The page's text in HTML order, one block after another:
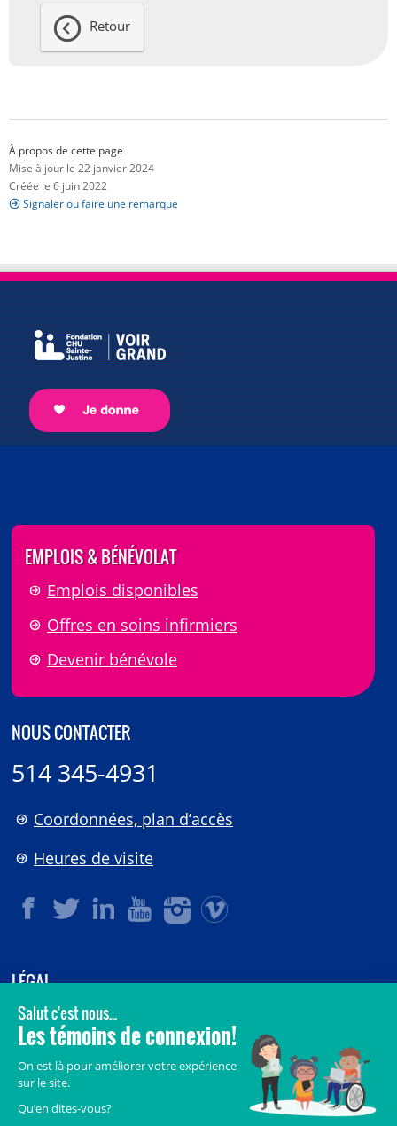
Retour
À propos de cette page
Mise à jour le 22 janvier 2024
Créée le 6 juin 2022
Signaler ou faire une remarque
EMPLOIS & BÉNÉVOLAT
Emplois disponibles
Offres en soins infirmiers
Devenir bénévole
NOUS CONTACTER
514 345-4931
Coordonnées, plan d’accès
Heures de visite
LÉGAL
© 2006-2026CHU Sainte-Justine.
Tous droits réservés.
Crédits
Accès aux documents des organismes publics